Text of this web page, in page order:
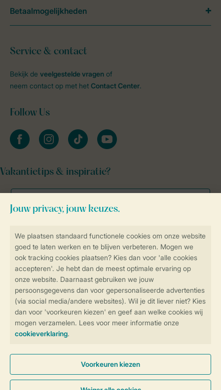
Controle over jouw gegevens &
Instellingen wijzigen
Veilig en snel online boeken
Veilige gegevensoverdracht
Veilige betaling
Service & contact
Bekijk de veelgestelde vragen of
neem contact op met het Contact Center.
Follow Us
facebookinstagramtiktok youtube
Vakantietips & inspiratie?
Betaalmogelijkheden